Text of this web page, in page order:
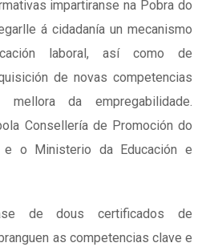
impartiranse na Pobra do
á cidadanía un mecanismo
laboral, así como de
de novas competencias
mellora da empregabilidade.
Consellería de Promoción do
e o Ministerio da Educación e
de dous certificados de
as competencias clave e